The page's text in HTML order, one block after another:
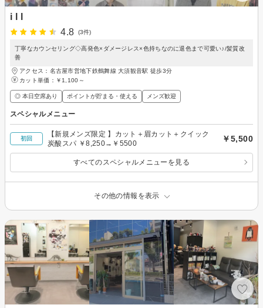
i l l
4.8
(3件)
丁寧なカウンセリング◇高発色×ダメージレス×色持ちなのに退色まで可愛い♪/髪質改
善
アクセス：名古屋市営地下鉄鶴舞線 大須観音駅 徒歩3分
カット単価： ￥1,100～
◎ 本日空席あり ポイントが貯まる・使える メンズ歓迎
スペシャルメニュー
初回
【新規メンズ限定 】カット＋眉カット＋クイック
炭酸スパ ￥8,250→￥5500
￥5,500
すべてのスペシャルメニューを見る
その他の情報を表示